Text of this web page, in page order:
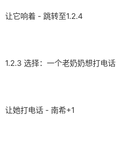
让它响着 - 跳转至1.2.4
1.2.3 选择：一个老奶奶想打电话
让她打电话 - 南希+1